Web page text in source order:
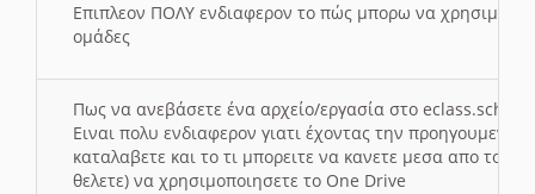
Επιπλεον ΠΟΛΥ ενδιαφερον το πώς μπορω να
ομάδες
Πως να ανεβάσετε ένα αρχείο/εργασία στο eclass.sch.gr
Ειναι πολυ ενδιαφερον γιατι έχοντας την
καταλαβετε και το τι μπορειτε να κανετε μεσα απο το
θελετε) να χρησιμοποιησετε το One Drive